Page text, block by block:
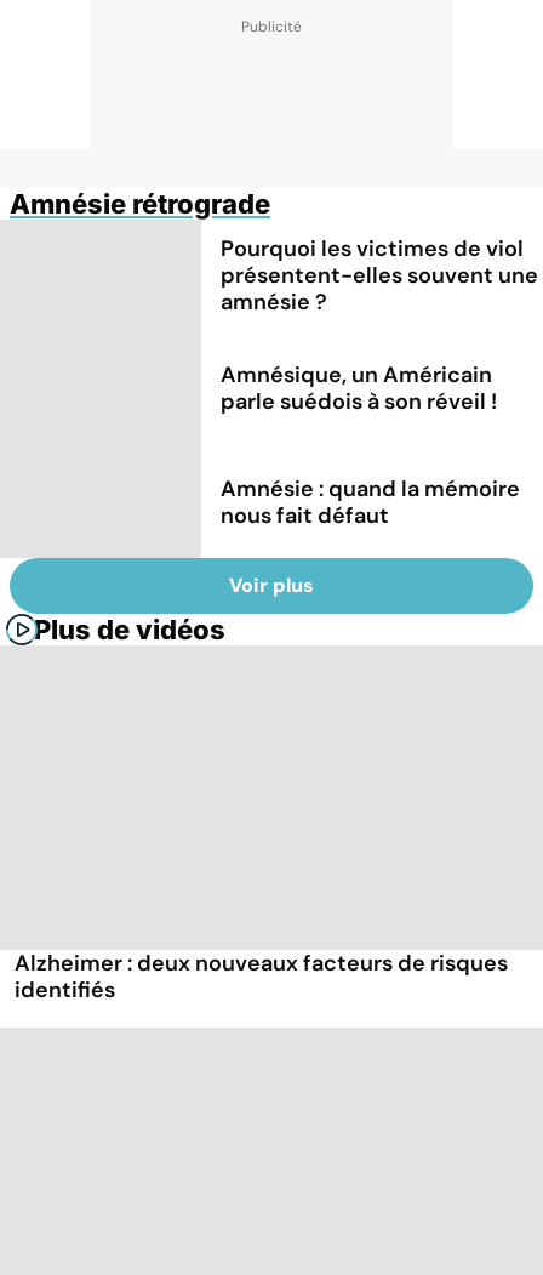
Amnésie rétrograde
Pourquoi les victimes de viol
présentent-elles souvent une
amnésie ?
Amnésique, un Américain
parle suédois à son réveil !
Amnésie : quand la mémoire
nous fait défaut
Voir plus
Plus de vidéos
Alzheimer : deux nouveaux facteurs de risques
identifiés